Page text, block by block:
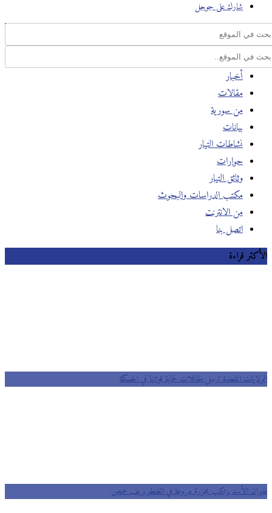
شارك على جوجل
أخبار
مقالات
من سورية
بيانات
نشاطات التيار
حوارات
وثائق التيار
مكتب الدراسات والبحوث
من الانترنت
اتصل بنا
قراءة
المتحدة ترسل مقاتلات لحماية قواتها في الحسكة
الأسد يرتكب مجزرة مروعة في الغنطو بريف حمص